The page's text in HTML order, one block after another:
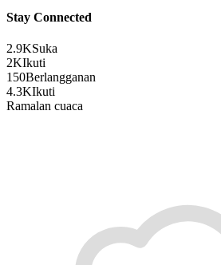
Stay Connected
2.9KSuka
2KIkuti
150Berlangganan
4.3KIkuti
Ramalan cuaca